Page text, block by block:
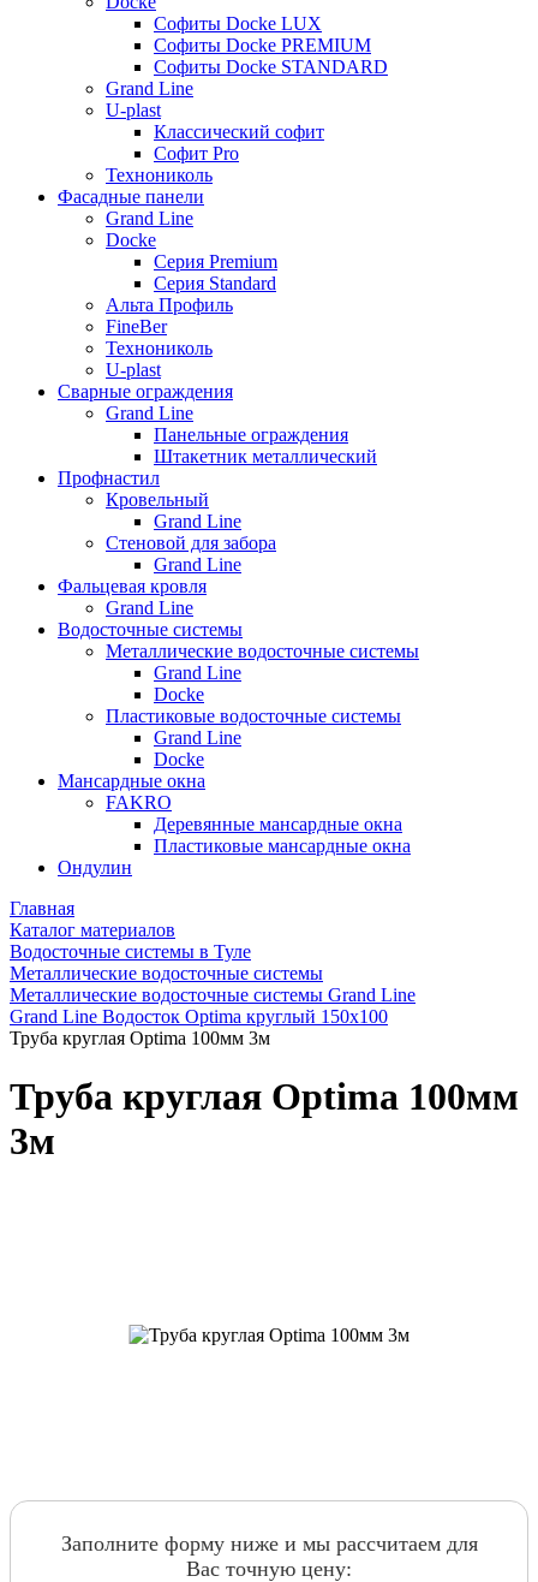
Софиты Docke LUX
Софиты Docke PREMIUM
Софиты Docke STANDARD
Grand Line
U-plast
Классический софит
Софит Pro
Технониколь
Фасадные панели
Grand Line
Docke
Серия Premium
Серия Standard
Альта Профиль
FineBer
Технониколь
U-plast
Сварные ограждения
Grand Line
Панельные ограждения
Штакетник металлический
Профнастил
Кровельный
Grand Line
Стеновой для забора
Grand Line
Фальцевая кровля
Grand Line
Водосточные системы
Металлические водосточные системы
Grand Line
Docke
Пластиковые водосточные системы
Grand Line
Docke
Мансардные окна
FAKRO
Деревянные мансардные окна
Пластиковые мансардные окна
Ондулин
Главная
Каталог материалов
Водосточные системы в Туле
Металлические водосточные системы
Металлические водосточные системы Grand Line
Grand Line Водосток Optima круглый 150х100
Труба круглая Optima 100мм 3м
Труба круглая Optima 100мм
3м
Заполните форму ниже и мы рассчитаем для
Вас точную цену: